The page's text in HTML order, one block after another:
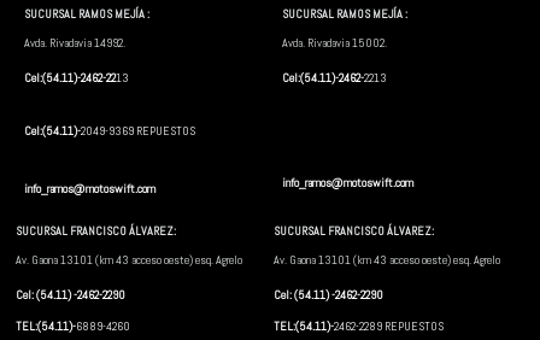
SUCURSAL RAMOS MEJÍA :
Avda. Rivadavia 14992.
Cel:(54.11)-2462-2213
Cel:(54.11)-2049-9369 REPUESTOS
info_ramos@motoswift.com
SUCURSAL RAMOS MEJÍA :
Avda. Rivadavia 15002.
Cel:(54.11)-2462-2213
info_ramos@motoswift.com
SUCURSAL FRANCISCO ÁLVAREZ:
Av. Gaona 13101 (km 43 acceso oeste) esq. Agrelo
Cel: (54.11) -2462-2290
TEL:(54.11)-6889-4260
SUCURSAL FRANCISCO ÁLVAREZ:
Av. Gaona 13101 (km 43 acceso oeste) esq. Agrelo
Cel: (54.11) -2462-2290
TEL:(54.11)-2462-2289 REPUESTOS